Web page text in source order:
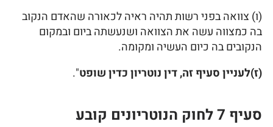
(ו) צוואה בפני רשות תהיה ראיה לכאורה שהאדם הנקוב
בה כמצווה עשה את הצוואה ושנעשתה ביום ובמקום
הנקובים בה כיום העשיה ומקומה.
(ז)לעניין סעיף זה, דין נוטריון כדין שופט".
סעיף 7 לחוק הנוטריונים קובע